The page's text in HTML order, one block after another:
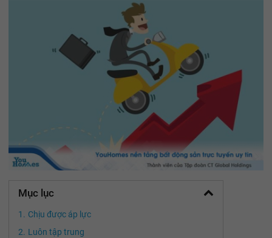
Mục lục
Chịu được áp lực
Luôn tập trung